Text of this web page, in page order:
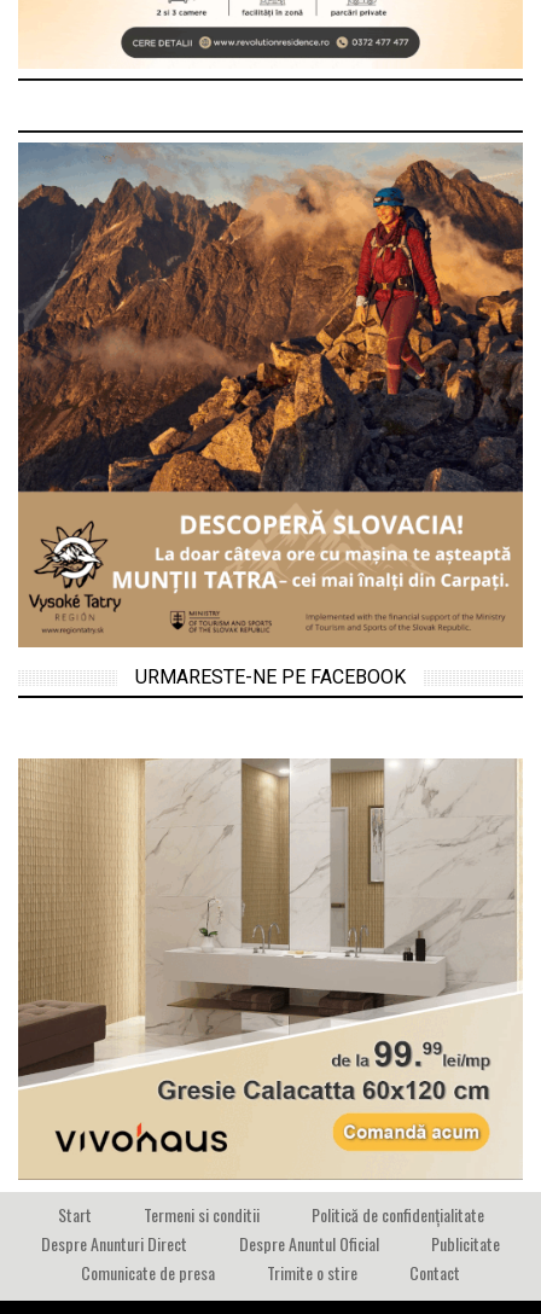
URMARESTE-NE PE FACEBOOK
Start Termeni si conditii
Politică de confidențialitate
Despre Anunturi Direct
Despre Anuntul Oficial
Publicitate
Comunicate de presa
Trimite o stire Contact